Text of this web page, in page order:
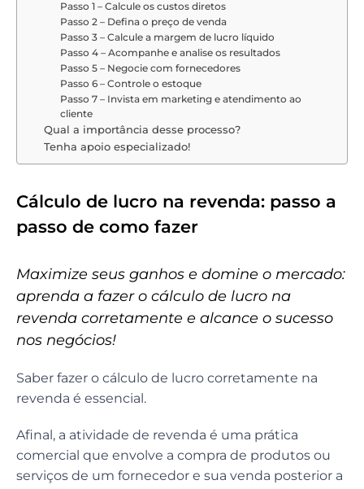
Passo 1 – Calcule os custos diretos
Passo 2 – Defina o preço de venda
Passo 3 – Calcule a margem de lucro líquido
Passo 4 – Acompanhe e analise os resultados
Passo 5 – Negocie com fornecedores
Passo 6 – Controle o estoque
Passo 7 – Invista em marketing e atendimento ao
cliente
Qual a importância desse processo?
Tenha apoio especializado!
Cálculo de lucro na revenda: passo a
passo de como fazer
Maximize seus ganhos e domine o mercado:
aprenda a fazer o cálculo de lucro na
revenda corretamente e alcance o sucesso
nos negócios!
Saber fazer o cálculo de lucro corretamente na
revenda é essencial.
Afinal, a atividade de revenda é uma prática
comercial que envolve a compra de produtos ou
serviços de um fornecedor e sua venda posterior a